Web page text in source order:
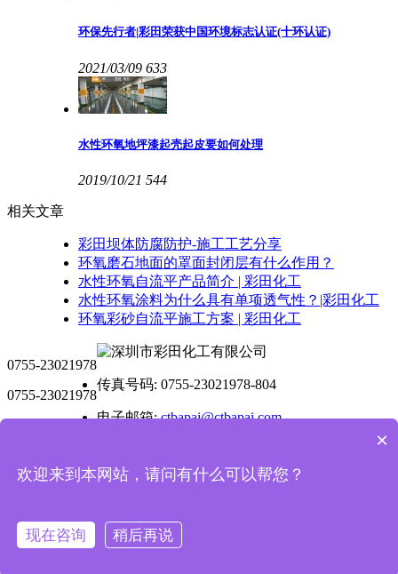
环保先行者|彩田荣获中国环境标志认证(十环认证)
2021/03/09 633
水性环氧地坪漆起壳起皮要如何处理
2019/10/21 544
相关文章
彩田坝体防腐防护-施工工艺分享
环氧磨石地面的罩面封闭层有什么作用？
水性环氧自流平产品简介 | 彩田化工
水性环氧涂料为什么具有单项透气性？|彩田化工
环氧彩砂自流平施工方案 | 彩田化工
0755-23021978
0755-23021978
传真号码: 0755-23021978-804
电子邮箱:ctbapai@ctbapai.com
公司地址: 广东省深圳市龙岗区坂田街道万科城社区百瑞
达大厦C座2层212
深圳市彩田化工有限公司版权所有
备案号:粤ICP备19074845号-1
×
欢迎来到本网站，请问有什么可以帮您？
现在咨询 稍后再说